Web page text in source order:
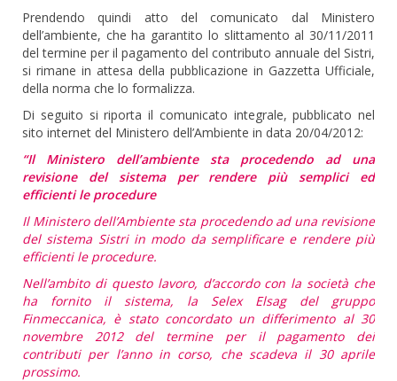
Prendendo quindi atto del comunicato dal Ministero
dell’ambiente, che ha garantito lo slittamento al 30/11/2011
del termine per il pagamento del contributo annuale del Sistri,
si rimane in attesa della pubblicazione in Gazzetta Ufficiale,
della norma che lo formalizza.
Di seguito si riporta il comunicato integrale, pubblicato nel
sito internet del Ministero dell’Ambiente in data 20/04/2012:
“Il Ministero dell’ambiente sta procedendo ad una
revisione del sistema per rendere più semplici ed
efficienti le procedure
Il Ministero dell’Ambiente sta procedendo ad una revisione
del sistema Sistri in modo da semplificare e rendere più
efficienti le procedure.
Nell’ambito di questo lavoro, d’accordo con la società che
ha fornito il sistema, la Selex Elsag del gruppo
Finmeccanica, è stato concordato un differimento al 30
novembre 2012 del termine per il pagamento dei
contributi per l’anno in corso, che scadeva il 30 aprile
prossimo.